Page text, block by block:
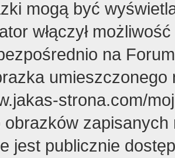
mogą być
włączył
na
strona.com/
obrazków
jest publicznie